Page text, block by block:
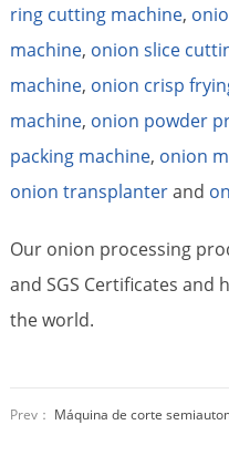
ring cutting machine,
machine, onion slice
machine, onion crisp
machine, onion powder
packing machine, onion
onion transplanterand
Our onion processing
and SGS Certificates and
the world.
Prev： Máquina de corte